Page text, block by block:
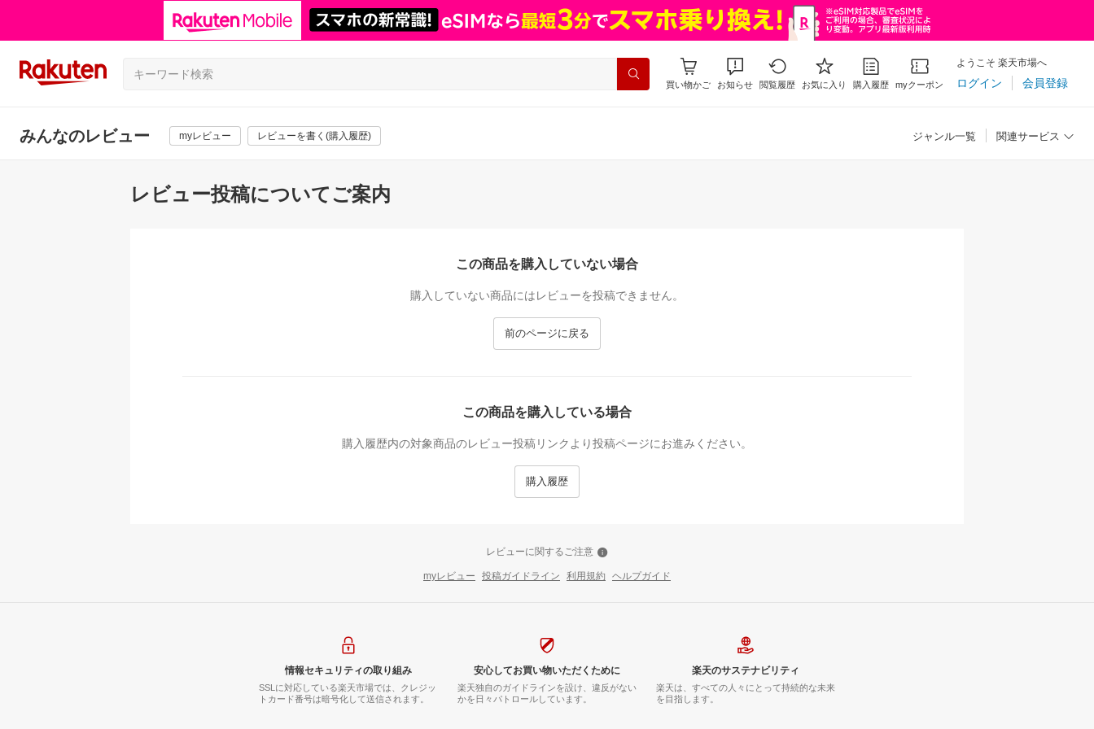
買い物かご お知らせ 閲覧履歴 お気に入り 購入履歴 myクーポン
ようこそ 楽天市場へ
ログイン 会員登録
みんなのレビュー myレビュー レビューを書く(購入履歴) ジャンル一覧 関連サービス
レビュー投稿についてご案内
この商品を購入していない場合
購入していない商品にはレビューを投稿できません。
前のページに戻る
この商品を購入している場合
購入履歴内の対象商品のレビュー投稿リンクより投稿ページにお進みください。
購入履歴
レビューに関するご注意
myレビュー 投稿ガイドライン 利用規約 ヘルプガイド
情報セキュリティの取り組み
SSLに対応している楽天市場では、クレジッ
トカード番号は暗号化して送信されます。
安心してお買い物いただくために
楽天独自のガイドラインを設け、違反がない
かを日々パトロールしています。
楽天のサステナビリティ
楽天は、すべての人々にとって持続的な未来
を目指します。